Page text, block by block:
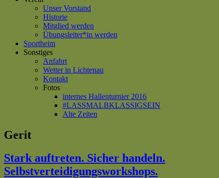
Unser Vorstand
Historie
Mitglied werden
Übungsleiter*in werden
Sportheim
Sonstiges
Anfahrt
Wetter in Lichtenau
Kontakt
Fotos
internes Hallenturnier 2016
#LASSMALBKLASSIGSEIN
Alte Zeiten
Autor:
Gerit
Stark auftreten. Sicher handeln.
Selbstverteidigungsworkshops.